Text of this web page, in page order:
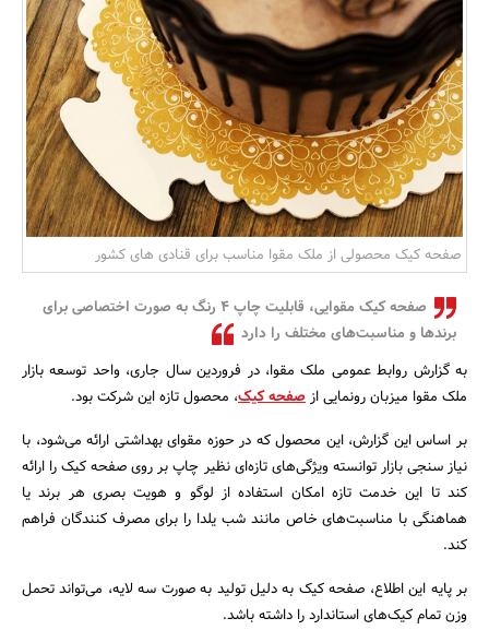
بانک، بیمه و سرمایه
مسکن و ساختمان
جستجو
صفحه کیک محصولی از ملک مقوا مناسب برای قنادی های کشور
صفحه کیک مقوایی، قابلیت چاپ 4 رنگ به صورت اختصاصی برای
برندها و مناسبت‌های مختلف را دارد
به گزارش روابط عمومی ملک مقوا، در فروردین سال جاری، واحد توسعه بازار
ملک مقوا میزبان رونمایی ازصفحه کیک، محصول تازه این شرکت بود.
بر اساس این گزارش، این محصول که در حوزه مقوای بهداشتی ارائه می‌شود، با
نیاز سنجی بازار توانسته ویژگی‌های تازه‌ای نظیر چاپ بر روی صفحه کیک را ارائه
کند تا این خدمت تازه امکان استفاده از لوگو و هویت بصری هر برند یا
هماهنگی با مناسبت‌های خاص مانند شب یلدا را برای مصرف کنندگان فراهم
کند.
بر پایه این اطلاع، صفحه کیک به دلیل تولید به صورت سه لایه، می‌تواند تحمل
وزن تمام کیک‌های استاندارد را داشته باشد.